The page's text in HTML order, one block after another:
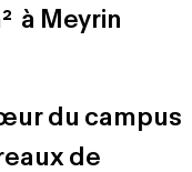
à Meyrin
du campus
de